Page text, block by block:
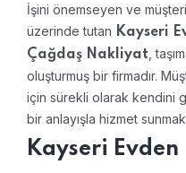
İşini önemseyen ve
üzerinde tutan Kayseri
Çağdaş Nakliyat ,
oluşturmuş bir firmadır.
için sürekli olarak kendini
bir anlayışla hizmet
Kayseri